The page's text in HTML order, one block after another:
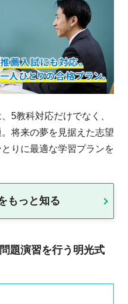
5教科対応だけでなく、
将来の夢を見据えた志望
りに最適な学習プランを
もっと知る
題演習を行う明光式